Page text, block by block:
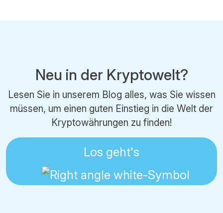
Neu in der Kryptowelt?
Lesen Sie in unserem Blog alles, was Sie wissen
müssen, um einen guten Einstieg in die Welt der
Kryptowährungen zu finden!
Los geht's